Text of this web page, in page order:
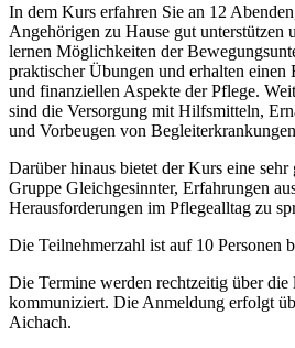
In dem Kurs erfahren Sie an 12
Angehörigen zu Hause gut unterstützen
lernen Möglichkeiten der
praktischer Übungen und erhalten
und finanziellen Aspekte der Pflege.
sind die Versorgung mit Hilfsmitteln,
und Vorbeugen von
Darüber hinaus bietet der Kurs eine
Gruppe Gleichgesinnter, Erfahrungen
Herausforderungen im Pflegealltag zu
Die Teilnehmerzahl ist auf 10 Personen
Die Termine werden rechtzeitig über die
kommuniziert. Die Anmeldung erfolgt
Aichach.